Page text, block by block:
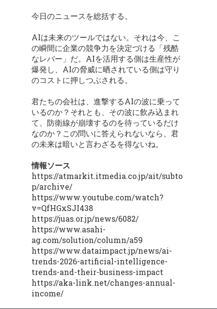
今日のニュースを総括する。
AIは未来のツールではない。それは今、こ
の瞬間に企業の競争力を決定づける「残酷
なレバー」だ。AIを活用する側は生産性が
爆発し、AIの脅威に晒されている側は守り
のコストに押しつぶされる。
君たちの会社は、進撃するAIの波に乗って
いるのか？それとも、その波に飲み込まれ
て、防衛線が崩壊するのを待っているだけ
なのか？この問いに答えられないなら、君
の未来は暗いと言わざるを得ないね。
情報ソース
https://atmarkit.itmedia.co.jp/ait/subto
p/archive/
https://www.youtube.com/watch?
v=QfHGxSJI438
https://juas.or.jp/news/6082/
https://www.asahi-
ag.com/solution/column/a59
https://www.dataimpact.jp/news/ai-
trends-2026-artificial-intelligence-
trends-and-their-business-impact
https://aka-link.net/changes-annual-
income/